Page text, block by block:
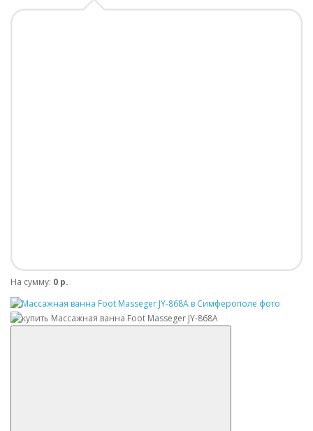
На сумму: 0 р.